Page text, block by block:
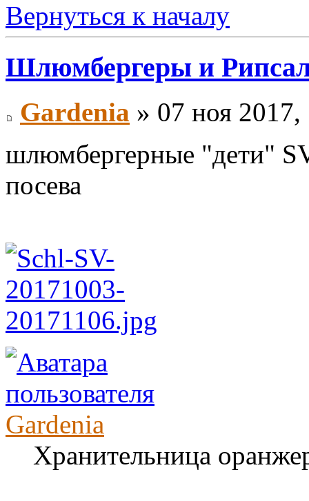
Вернуться к началу
Шлюмбергеры и
Gardenia » 07 ноя 2017,
шлюмбергерные "дети"
посева
Gardenia
Хранительница